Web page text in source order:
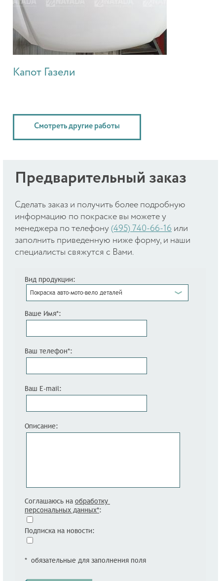
Капот Газели
Смотреть другие работы
Предварительный заказ
Cделать заказ и получить более подробную
информацию по покраске вы можете у
менеджера по телефону (495) 740-66-16 или
заполнить приведенную ниже форму, и наши
специалисты свяжутся с Вами.
Вид продукции:
Покраска авто-мото-вело деталей
Ваше Имя*:
Ваш телефон*:
Ваш E-mail:
Описание:
Соглашаюсь на обработку
персональных данных*:
Подписка на новости:
* обязательные для заполнения поля